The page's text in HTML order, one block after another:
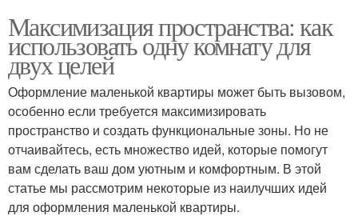
Максимизация пространства: как
использовать одну комнату для
двух целей
Оформление маленькой квартиры может быть вызовом,
особенно если требуется максимизировать
пространство и создать функциональные зоны. Но не
отчаивайтесь, есть множество идей, которые помогут
вам сделать ваш дом уютным и комфортным. В этой
статье мы рассмотрим некоторые из наилучших идей
для оформления маленькой квартиры.